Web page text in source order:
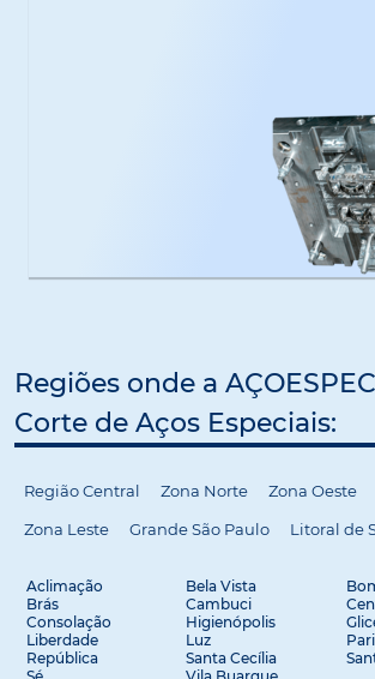
Regiões onde a
Corte de Aços Especiais:
Região Central Zona Norte Zona Oeste
Zona Leste
Grande São Paulo Litoral de
Aclimação Bela Vista
Brás
Cambuci
Consolação
Higienópolis
Liberdade
Luz
Pari
República
Santa Cecília